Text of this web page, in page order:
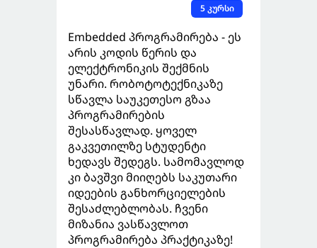
Embedded პროგრამირება - ეს
არის კოდის წერის და
ელექტრონიკის შექმნის
უნარი. რობოტოტექნიკაზე
სწავლა საუკეთესო გზაა
პროგრამირების
შესასწავლად. ყოველ
გაკვეთილზე სტუდენტი
ხედავს შედეგს. სამომავლოდ
კი ბავშვი მიიღებს საკუთარი
იდეების განხორციელების
შესაძლებლობას. ჩვენი
მიზანია ვასწავლოთ
პროგრამირება პრაქტიკაზე!
5 კურსი